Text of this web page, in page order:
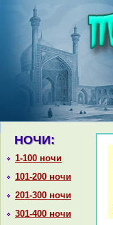
НОЧИ:
1-100 ночи
101-200 ночи
201-300 ночи
301-400 ночи